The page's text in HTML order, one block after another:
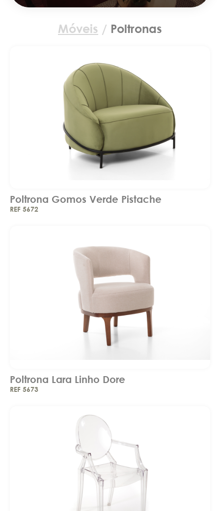
Móveis / Poltronas
Poltrona Gomos Verde Pistache
REF 5672
Poltrona Lara Linho Dore
REF 5673